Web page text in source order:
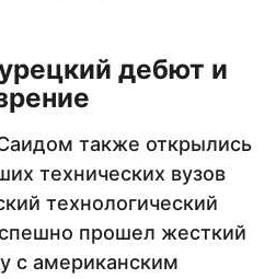
дебют и
также открылись
технических вузов
технологический
прошел жесткий
с американским